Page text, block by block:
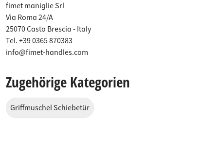
fimet maniglie Srl
Via Roma 24/A
25070 Casto Brescia - Italy
Tel. +39 0365 870383
info@fimet-handles.com
Zugehörige Kategorien
Griffmuschel Schiebetür